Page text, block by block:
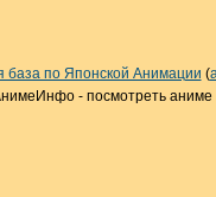
по Японской Анимации (
- посмотреть аниме